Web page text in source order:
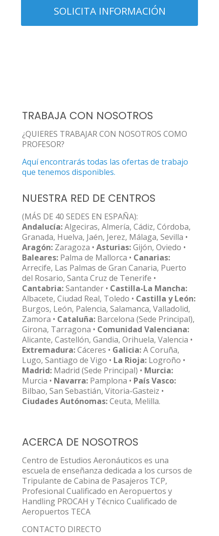
TRABAJA CON NOSOTROS
¿QUIERES TRABAJAR CON NOSOTROS COMO
PROFESOR?
Aquí encontrarás todas las ofertas de trabajo
que tenemos disponibles.
NUESTRA RED DE CENTROS
(MÁS DE 40 SEDES EN ESPAÑA):
Andalucía:Algeciras, Almería, Cádiz, Córdoba,
Granada, Huelva, Jaén, Jerez, Málaga, Sevilla •
Aragón: Zaragoza • Asturias:Gijón, Oviedo •
Baleares: Palma de Mallorca • Canarias:
Arrecife, Las Palmas de Gran Canaria, Puerto
del Rosario, Santa Cruz de Tenerife •
Cantabria:Santander • Castilla-La Mancha:
Albacete, Ciudad Real, Toledo • Castilla y León:
Burgos, León, Palencia, Salamanca, Valladolid,
Zamora • Cataluña: Barcelona (Sede Principal),
Girona, Tarragona • Comunidad Valenciana:
Alicante, Castellón, Gandia, Orihuela, Valencia •
Extremadura:Cáceres • Galicia:A Coruña,
Lugo, Santiago de Vigo • La Rioja: Logroño •
Madrid: Madrid (Sede Principal) • Murcia:
Murcia • Navarra: Pamplona • País Vasco:
Bilbao, San Sebastián, Vitoria-Gasteiz •
Ciudades Autónomas:Ceuta, Melilla.
ACERCA DE NOSOTROS
Centro de Estudios Aeronáuticos es una
escuela de enseñanza dedicada a los cursos de
Tripulante de Cabina de Pasajeros TCP,
Profesional Cualificado en Aeropuertos y
Handling PROCAH y Técnico Cualificado de
Aeropuertos TECA
CONTACTO DIRECTO